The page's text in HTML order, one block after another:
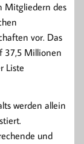
Mitgliedern des
vor. Das
37,5 Millionen
Liste
werden allein
und